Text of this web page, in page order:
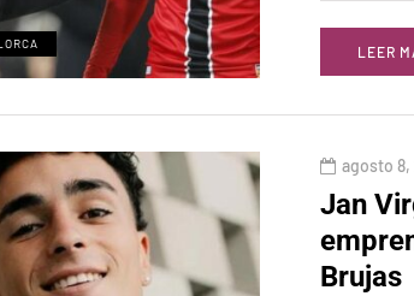
LEER
agosto 8,
Jan
Brujas